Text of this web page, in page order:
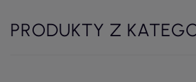
PRODUKTY Z